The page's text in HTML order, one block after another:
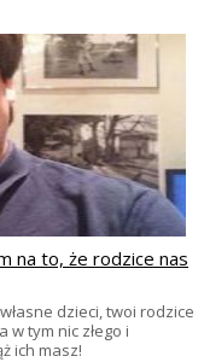
na to, że rodzice nas
dzieci, twoi rodzice
w tym nic złego i
ich masz!